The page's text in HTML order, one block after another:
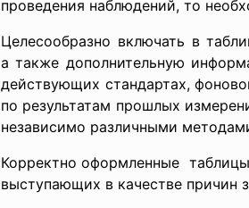
проведения наблюдений, то
Целесообразно включать в
а также дополнительную
действующих стандартах,
по результатам прошлых
независимо различными
Корректно оформленные
выступающих в качестве причин